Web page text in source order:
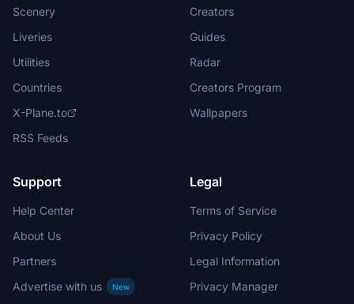
Scenery
Liveries
Utilities
Countries
X-Plane.to
RSS Feeds
Creators
Guides
Radar
Creators Program
Wallpapers
Support
Help Center
About Us
Partners
Advertise with us
New
Legal
Terms of Service
Privacy Policy
Legal Information
Privacy Manager